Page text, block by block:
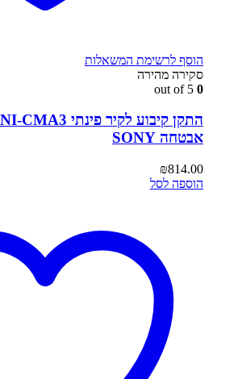
הוסף לרשימת המשאלות
סקירה מהירה
0
אבטחה SONY
₪814.00
הוספה לסל